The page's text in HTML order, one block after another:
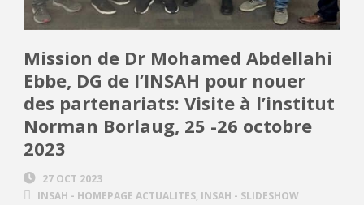
Mission de Dr Mohamed Abdellahi
Ebbe, DG de l’INSAH pour nouer
des partenariats: Visite à l’institut
Norman Borlaug, 25 -26 octobre
2023
27 OCT 2023
INSAH - HOMEPAGE ACTUALITES, INSAH - SLIDESHOW